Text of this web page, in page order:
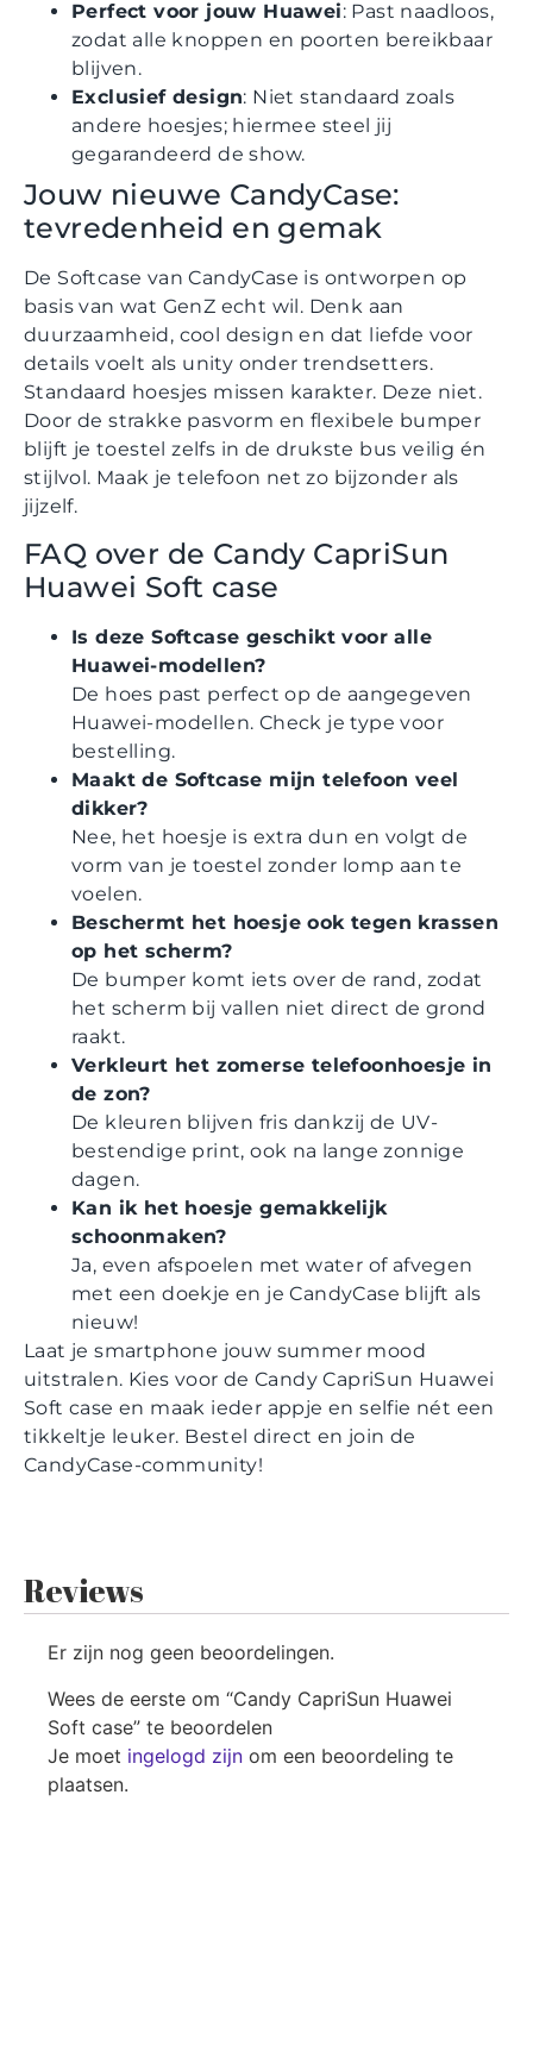
Perfect voor jouw Huawei: Past naadloos,
zodat alle knoppen en poorten bereikbaar
blijven.
Exclusief design: Niet standaard zoals
andere hoesjes; hiermee steel jij
gegarandeerd de show.
Jouw nieuwe CandyCase:
tevredenheid en gemak
De Softcase van CandyCase is ontworpen op
basis van wat GenZ echt wil. Denk aan
duurzaamheid, cool design en dat liefde voor
details voelt als unity onder trendsetters.
Standaard hoesjes missen karakter. Deze niet.
Door de strakke pasvorm en flexibele bumper
blijft je toestel zelfs in de drukste bus veilig én
stijlvol. Maak je telefoon net zo bijzonder als
jijzelf.
FAQ over de Candy CapriSun
Huawei Soft case
Is deze Softcase geschikt voor alle
Huawei-modellen?
De hoes past perfect op de aangegeven
Huawei-modellen. Check je type voor
bestelling.
Maakt de Softcase mijn telefoon veel
dikker?
Nee, het hoesje is extra dun en volgt de
vorm van je toestel zonder lomp aan te
voelen.
Beschermt het hoesje ook tegen krassen
op het scherm?
De bumper komt iets over de rand, zodat
het scherm bij vallen niet direct de grond
raakt.
Verkleurt het zomerse telefoonhoesje in
de zon?
De kleuren blijven fris dankzij de UV-
bestendige print, ook na lange zonnige
dagen.
Kan ik het hoesje gemakkelijk
schoonmaken?
Ja, even afspoelen met water of afvegen
met een doekje en je CandyCase blijft als
nieuw!
Laat je smartphone jouw summer mood
uitstralen. Kies voor de Candy CapriSun Huawei
Soft case en maak ieder appje en selfie nét een
tikkeltje leuker. Bestel direct en join de
CandyCase-community!
Reviews
Er zijn nog geen beoordelingen.
Wees de eerste om “Candy CapriSun Huawei
Soft case” te beoordelen
Je moet ingelogd zijn om een beoordeling te
plaatsen.